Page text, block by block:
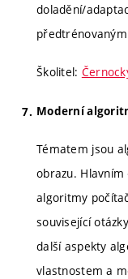
doladění/
Školitel:
Moderní
Tématem jsou
obrazu.
algoritmy
související
další aspekty
vlastnostem a